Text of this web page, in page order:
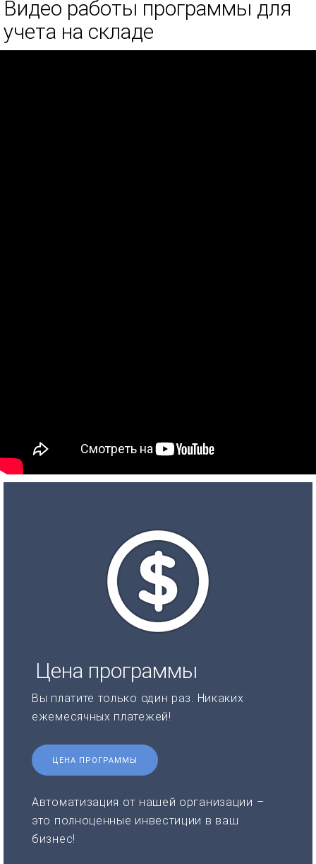
Видео работы программы для
учета на складе
Цена программы
Вы платите только один раз. Никаких
ежемесячных платежей!
ЦЕНА ПРОГРАММЫ
Автоматизация от нашей организации –
это полноценные инвестиции в ваш
бизнес!